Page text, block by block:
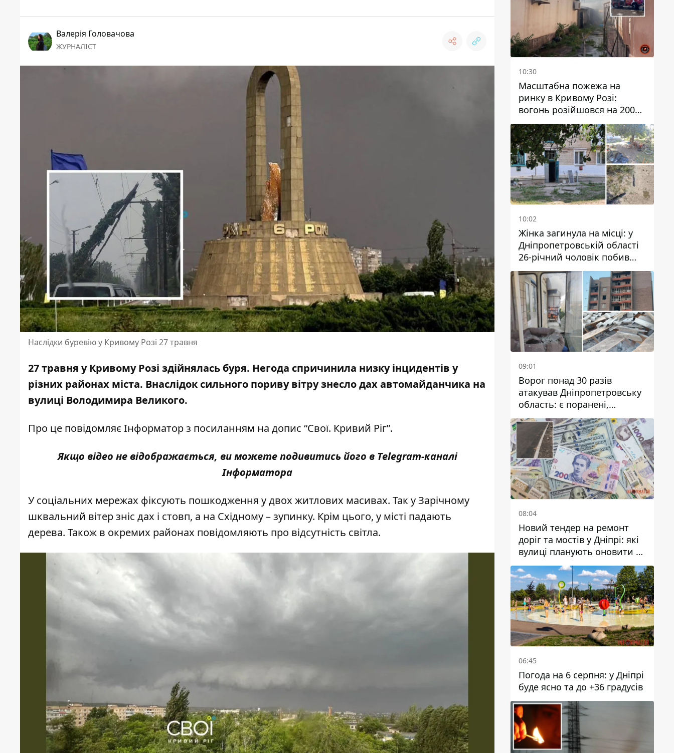
Валерія Головачова
ЖУРНАЛІСТ
Наслідки буревію у Кривому Розі 27 травня
27 травня у Кривому Розі здійнялась буря. Негода спричинила низку інцидентів у
різних районах міста. Внаслідок сильного пориву вітру знесло дах автомайданчика на
вулиці Володимира Великого.
Про це повідомляє Інформатор з посиланням на допис “Свої. Кривий Ріг”.
Якщо відео не відображається, ви можете подивитись його в Telegram-каналі
Інформатора
У соціальних мережах фіксують пошкодження у двох житлових масивах. Так у Зарічному
шквальний вітер зніс дах і стовп, а на Східному – зупинку. Крім цього, у місті падають
дерева. Також в окремих районах повідомляють про відсутність світла.
10:30
Масштабна пожежа на
ринку в Кривому Розі:
вогонь розійшовся на 200
квадратних метрів
10:02
Жінка загинула на місці: у
Дніпропетровській області
26-річний чоловік побив
трьох людей металевим
предметом
09:01
Ворог понад 30 разів
атакував Дніпропетровську
область: є поранені,
пошкоджені ліцей, будинки
та підприємства
08:04
Новий тендер на ремонт
доріг та мостів у Дніпрі: які
вулиці планують оновити та
скільки десятків мільйонів
гривень на це хочуть
витратити
06:45
Погода на 6 серпня: у Дніпрі
буде ясно та до +36 градусів